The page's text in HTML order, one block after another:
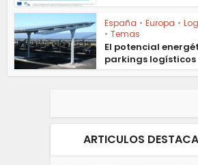
España • Europa •
• Temas
El potencial
parkings logísticos
ARTICULOS